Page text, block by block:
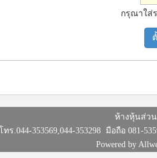
กรุณาใส่
ห้างหุ้นส่ว
โทร.044-353569,044-353298 มือถือ 081-
Powered by